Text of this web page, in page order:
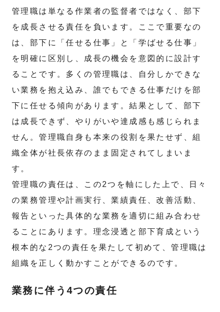
管理職は単なる作業者の監督者ではなく、部下
を成長させる責任を負います。ここで重要なの
は、部下に「任せる仕事」と「学ばせる仕事」
を明確に区別し、成長の機会を意図的に設計す
ることです。多くの管理職は、自分しかできな
い業務を抱え込み、誰でもできる仕事だけを部
下に任せる傾向があります。結果として、部下
は成長できず、やりがいや達成感も感じられま
せん。管理職自身も本来の役割を果たせず、組
織全体が社長依存のまま固定されてしまいま
す。
管理職の責任は、この2つを軸にした上で、日々
の業務管理や計画実行、業績責任、改善活動、
報告といった具体的な業務を適切に組み合わせ
ることにあります。理念浸透と部下育成という
根本的な2つの責任を果たして初めて、管理職は
組織を正しく動かすことができるのです。
業務に伴う4つの責任